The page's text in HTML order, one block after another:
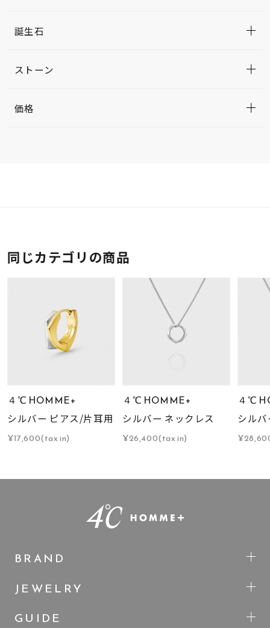
誕生石
ストーン
価格
同じカテゴリの商品
４℃ HOMME+
シルバー ピアス/片耳用
¥17,600(tax in)
４℃ HOMME+
シルバー ネックレス
¥26,400(tax in)
４℃
シル
BRAND
JEWELRY
GUIDE